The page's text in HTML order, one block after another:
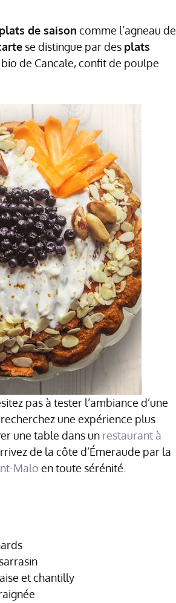
plats de saison comme l’agneau de
se distingue par des plats
de Cancale, confit de poulpe
pas à tester l’ambiance d’une
une expérience plus
une table dans un restaurant à
de la côte d’Émeraude par la
Malo en toute sérénité.
et chantilly